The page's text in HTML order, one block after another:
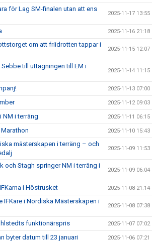
för Lag SM-finalen utan att ens
2025-11-17 13:55
2025-11-16 21:18
om att friidrotten tappar i
2025-11-15 12:07
till uttagningen till EM i
2025-11-14 11:15
2025-11-13 07:00
2025-11-12 09:03
NM i terräng 2025-11-11 06:15
2025-11-10 15:43
mästerskapen i terräng – och
2025-11-09 11:53
och Stagh springer NM i terräng i
2025-11-09 06:04
i Höstrusket 2025-11-08 21:14
IFKare i Nordiska Mästerskapen i
2025-11-08 07:38
funktionärspris 2025-11-07 07:02
byter datum till 23 januari 2025-11-06 07:21